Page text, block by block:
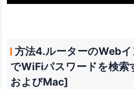
方法4.ルーターのWeb
でWiFiパスワードを検
およびMac]